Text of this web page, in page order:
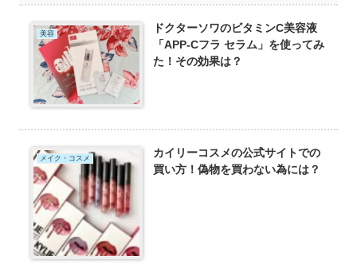
美容
ドクターソワのビタミンC美容液
「APP-Cフラ セラム」を使ってみ
た！その効果は？
メイク・コスメ
カイリーコスメの公式サイトでの
買い方！偽物を買わない為には？